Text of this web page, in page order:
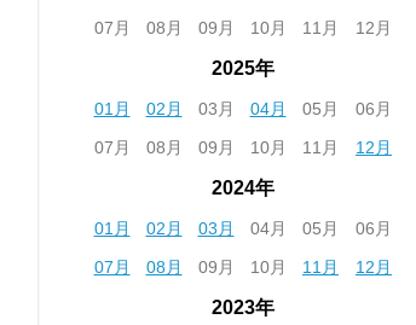
07月
08月 09月 10月 11月 12月
2025年
01月 02月 03月 04月 05月
06月
07月
08月 09月 10月 11月 12月
2024年
01月 02月 03月 04月 05月
06月
07月
08月 09月 10月 11月 12月
2023年